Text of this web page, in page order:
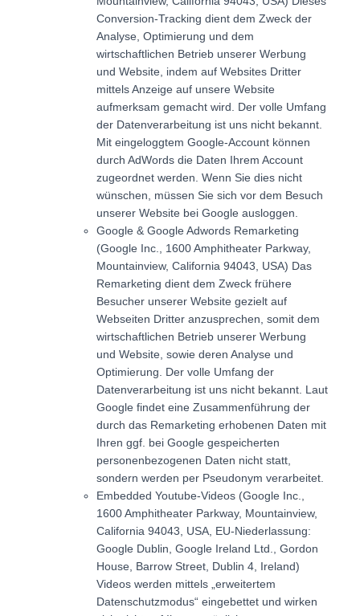
Conversion-Tracking dient dem Zweck der
Analyse, Optimierung und dem
wirtschaftlichen Betrieb unserer Werbung
und Website, indem auf Websites Dritter
mittels Anzeige auf unsere Website
aufmerksam gemacht wird. Der volle Umfang
der Datenverarbeitung ist uns nicht bekannt.
Mit eingeloggtem Google-Account können
durch AdWords die Daten Ihrem Account
zugeordnet werden. Wenn Sie dies nicht
wünschen, müssen Sie sich vor dem Besuch
unserer Website bei Google ausloggen.
Google & Google Adwords Remarketing
(Google Inc., 1600 Amphitheater Parkway,
Mountainview, California 94043, USA) Das
Remarketing dient dem Zweck frühere
Besucher unserer Website gezielt auf
Webseiten Dritter anzusprechen, somit dem
wirtschaftlichen Betrieb unserer Werbung
und Website, sowie deren Analyse und
Optimierung. Der volle Umfang der
Datenverarbeitung ist uns nicht bekannt. Laut
Google findet eine Zusammenführung der
durch das Remarketing erhobenen Daten mit
Ihren ggf. bei Google gespeicherten
personenbezogenen Daten nicht statt,
sondern werden per Pseudonym verarbeitet.
Embedded Youtube-Videos (Google Inc.,
1600 Amphitheater Parkway, Mountainview,
California 94043, USA, EU-Niederlassung:
Google Dublin, Google Ireland Ltd., Gordon
House, Barrow Street, Dublin 4, Ireland)
Videos werden mittels „erweitertem
Datenschutzmodus“ eingebettet und wirken